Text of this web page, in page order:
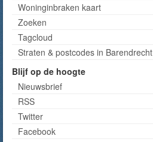
Woninginbraken kaart
Zoeken
Tagcloud
Straten & postcodes in Barendrecht
Blijf op de hoogte
Nieuwsbrief
RSS
Twitter
Facebook